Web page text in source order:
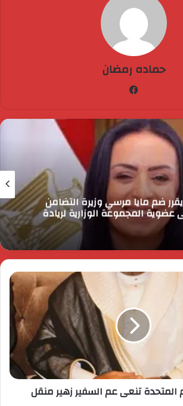
حماده رمضان
يقرر ضم مايا مرسي وزيرة التضامن
عضوية المجموعة الوزارية لريادة
المتحدة تنعى عم السفير زهير منقل